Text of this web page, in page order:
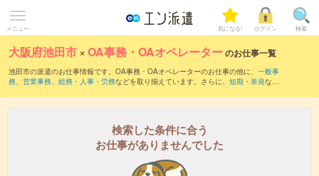
メニュー 気になる! ログイン 検索
大阪府池田市 ×OA事務・OAオペレーターのお仕事一覧
池田市の派遣のお仕事情報です。OA事務・OAオペレーターのお仕事の他に、 一般事
務、 営業事務、 総務・人事・労務などを取り揃えています。さらに、 短期 ・ 単発など
検索した条件に合う
お仕事がありませんでした